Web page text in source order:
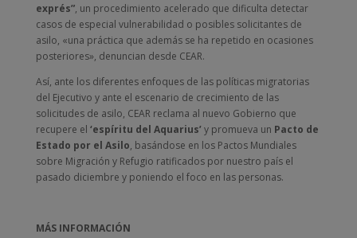
exprés”, un procedimiento acelerado que dificulta detectar
casos de especial vulnerabilidad o posibles solicitantes de
asilo, «una práctica que además se ha repetido en ocasiones
posteriores», denuncian desde CEAR.
Así, ante los diferentes enfoques de las políticas migratorias
del Ejecutivo y ante el escenario de crecimiento de las
solicitudes de asilo, CEAR reclama al nuevo Gobierno que
recupere el ‘espíritu del Aquarius’y promueva un Pacto de
Estado por el Asilo, basándose en los Pactos Mundiales
sobre Migración y Refugio ratificados por nuestro país el
pasado diciembre y poniendo el foco en las personas.
MÁS INFORMACIÓN